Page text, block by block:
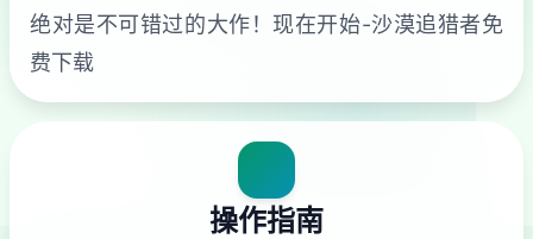
绝对是不可错过的大作！现在开始-沙漠追猎者免
费下载
操作指南